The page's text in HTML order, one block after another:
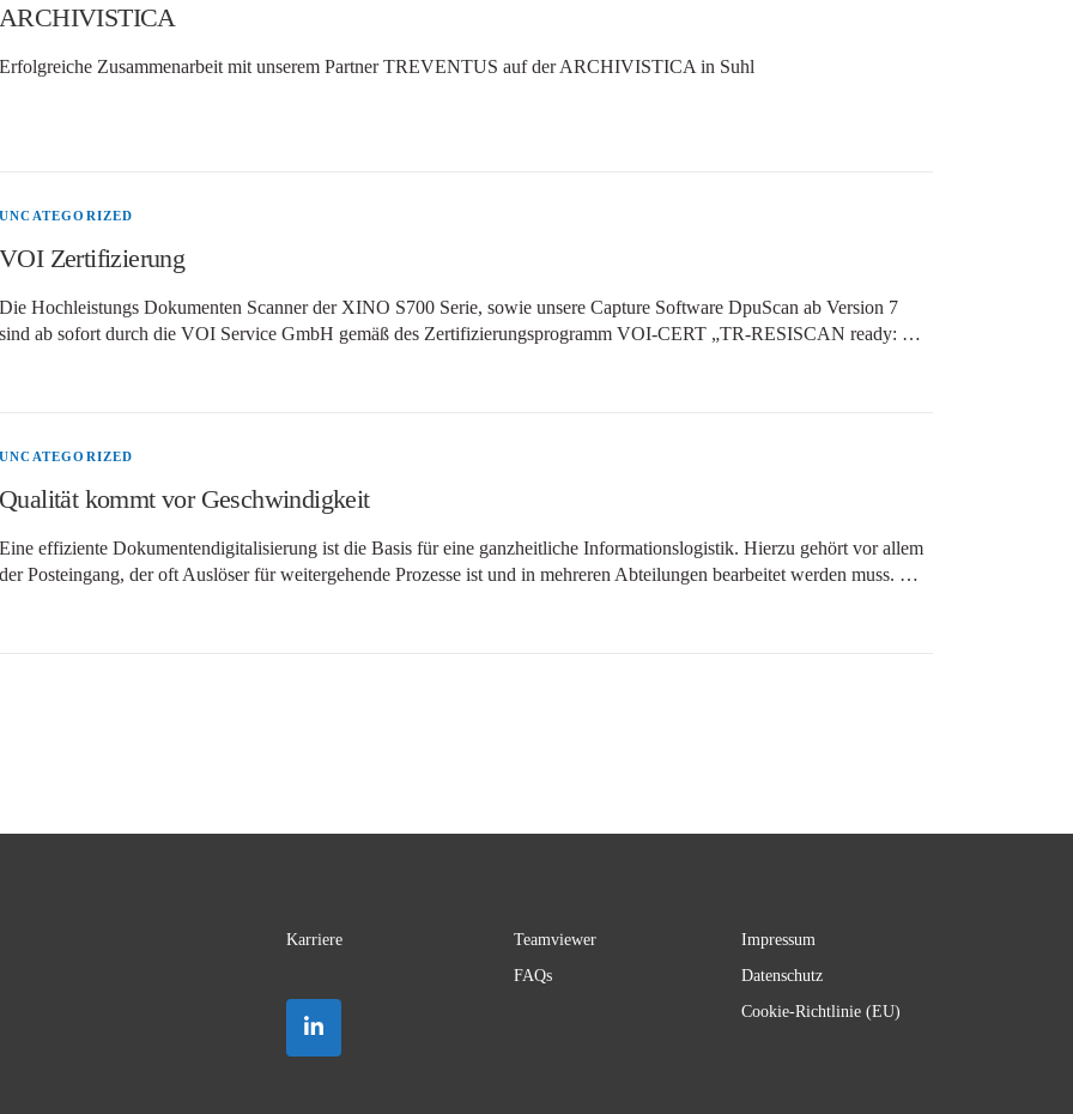
ARCHIVISTICA
Erfolgreiche Zusammenarbeit mit unserem Partner TREVENTUS auf der ARCHIVISTICA in Suhl
UNCATEGORIZED
VOI Zertifizierung
Die Hochleistungs Dokumenten Scanner der XINO S700 Serie, sowie unsere Capture Software DpuScan ab Version 7
sind ab sofort durch die VOI Service GmbH gemäß des Zertifizierungsprogramm VOI-CERT „TR-RESISCAN ready: …
UNCATEGORIZED
Qualität kommt vor Geschwindigkeit
Eine effiziente Dokumentendigitalisierung ist die Basis für eine ganzheitliche Informationslogistik. Hierzu gehört vor allem
der Posteingang, der oft Auslöser für weitergehende Prozesse ist und in mehreren Abteilungen bearbeitet werden muss. …
Karriere
Teamviewer
FAQs
Impressum
Datenschutz
Cookie-Richtlinie (EU)